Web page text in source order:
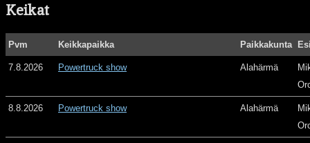
Keikat
Pvm Keikkapaikka Paikkakunta
7.8.2026 Powertruck show Alahärmä
8.8.2026 Powertruck show Alahärmä